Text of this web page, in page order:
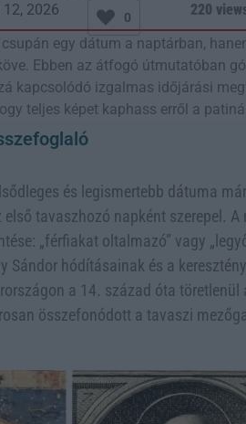
2026 0
220
egy dátum a naptárban,
Ebben az átfogó útmutatóban
kapcsolódó izgalmas időjárási
teljes képet kaphass erről a
és legismertebb dátuma
tavaszhozó napként szerepel. A
„férfiakat oltalmazó” vagy
Sándor hódításainak és a
a 14. század óta töretlenül
összefonódott a tavaszi